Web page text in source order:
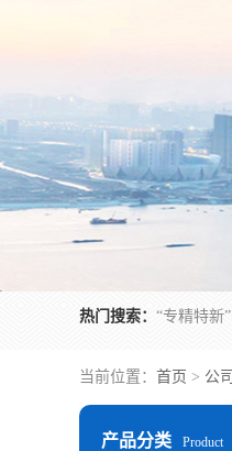
热门搜索：
当前位置： 首页 > 公
产品分类 Product